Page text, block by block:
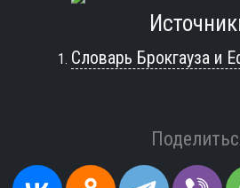
Словарь Брокгауза и